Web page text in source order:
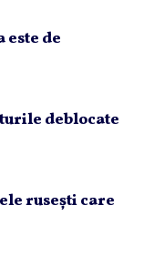
este de
deblocate
ruseşti care